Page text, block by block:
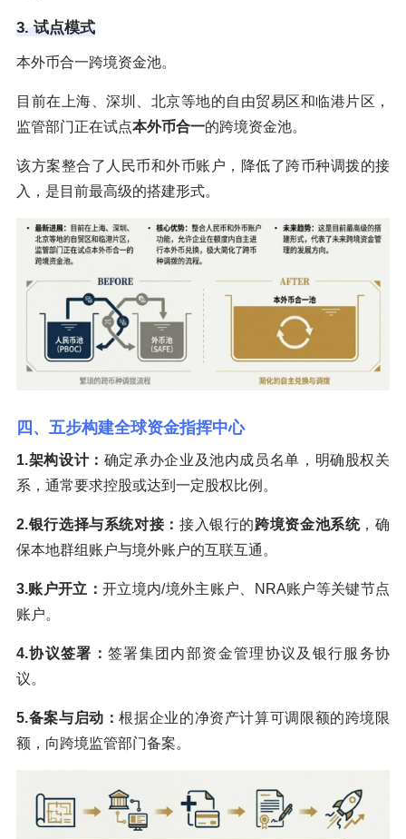
3. 试点模式
本外币合一跨境资金池。
目前在上海、深圳、北京等地的自由贸易区和临港片区，
监管部门正在试点本外币合一的跨境资金池。
该方案整合了人民币和外币账户，降低了跨币种调拨的接
入，是目前最高级的搭建形式。
四、五步构建全球资金指挥中心
1.架构设计： 确定承办企业及池内成员名单，明确股权关
系，通常要求控股或达到一定股权比例。
2.银行选择与系统对接： 接入银行的跨境资金池系统，确
保本地群组账户与境外账户的互联互通。
3.账户开立： 开立境内/境外主账户、NRA账户等关键节点
账户。
4.协议签署：签署集团内部资金管理协议及银行服务协
议。
5.备案与启动：根据企业的净资产计算可调限额的跨境限
额，向跨境监管部门备案。